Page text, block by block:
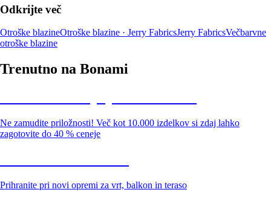
Odkrijte več
Otroške blazineOtroške blazine · Jerry FabricsJerry FabricsVečbarvne
otroške blazine
Trenutno na Bonami
Ne zamudite priložnosti! Več kot 10.000 izdelkov si zdaj lahko
zagotovite do 40 % ceneje
Prihranite pri novi opremi za vrt, balkon in teraso